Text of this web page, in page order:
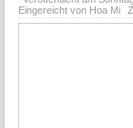
Eingereicht von Hoa Mi